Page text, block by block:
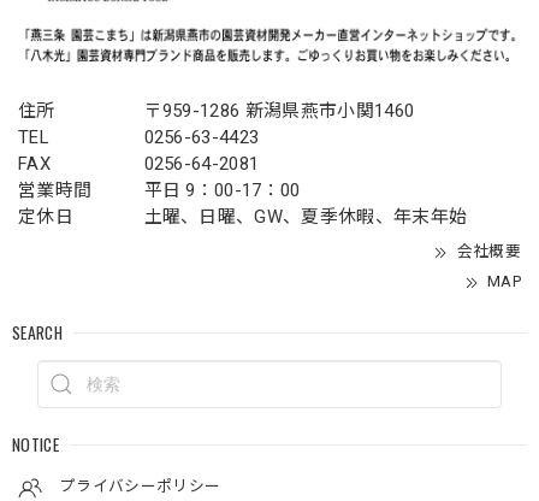
住所
〒959-1286 新潟県燕市小関1460
TEL
0256-63-4423
FAX
0256-64-2081
営業時間
平日 9：00-17：00
定休日
土曜、日曜、GW、夏季休暇、年末年始
会社概要
MAP
SEARCH
NOTICE
プライバシーポリシー